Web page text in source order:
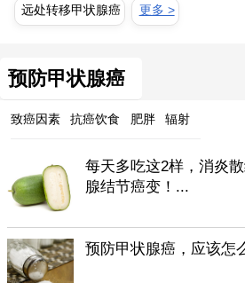
远处转移甲状腺癌 更多 >
预防甲状腺癌
致癌因素 抗癌饮食 肥胖 辐射
每天多吃这2样，消炎
腺结节癌变！...
预防甲状腺癌，应该怎